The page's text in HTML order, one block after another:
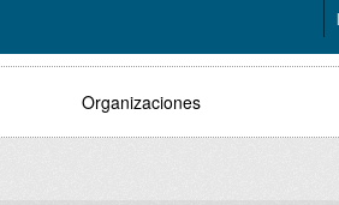
Organizaciones